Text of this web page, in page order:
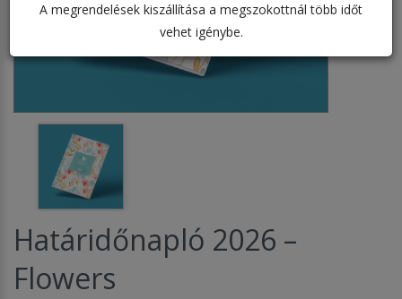
A megrendelések kiszállítása a megszokottnál több időt
vehet igénybe.
Határidőnapló 2026 –
Flowers